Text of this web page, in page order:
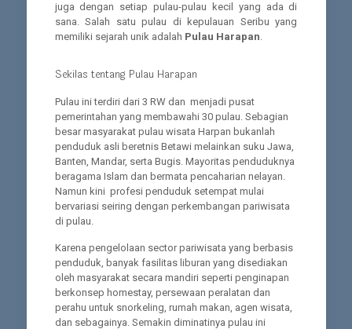
juga dengan setiap pulau-pulau kecil yang ada di
sana. Salah satu pulau di kepulauan Seribu yang
memiliki sejarah unik adalah Pulau Harapan.
Sekilas tentang Pulau Harapan
Pulau ini terdiri dari 3 RW dan menjadi pusat
pemerintahan yang membawahi 30 pulau. Sebagian
besar masyarakat pulau wisata Harpan bukanlah
penduduk asli beretnis Betawi melainkan suku Jawa,
Banten, Mandar, serta Bugis. Mayoritas penduduknya
beragama Islam dan bermata pencaharian nelayan.
Namun kini profesi penduduk setempat mulai
bervariasi seiring dengan perkembangan pariwisata
di pulau.
Karena pengelolaan sector pariwisata yang berbasis
penduduk, banyak fasilitas liburan yang disediakan
oleh masyarakat secara mandiri seperti penginapan
berkonsep homestay, persewaan peralatan dan
perahu untuk snorkeling, rumah makan, agen wisata,
dan sebagainya. Semakin diminatinya pulau ini